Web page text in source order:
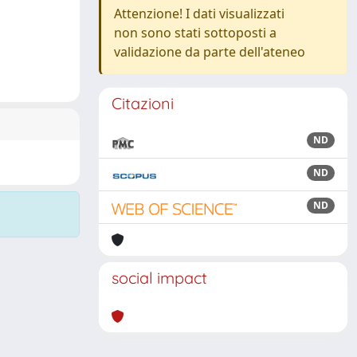
Attenzione! I dati visualizzati
non sono stati sottoposti a
validazione da parte dell'ateneo
Citazioni
ND
ND
ND
social impact